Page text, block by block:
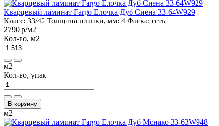
Кварцевый ламинат Fargo Елочка Дуб Сиена 33-64W929
Класс: 33/42 Толщина планки, мм: 4 Фаска: есть
2790 р/м2
Кол-во, м2
м2
Кол-во, упак
В корзину
м2